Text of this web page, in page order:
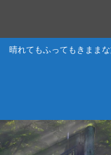
晴れてもふってもきまま